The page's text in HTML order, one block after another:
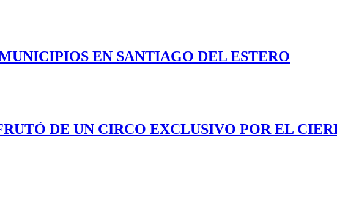
EN SANTIAGO DEL ESTERO
DE UN CIRCO EXCLUSIVO POR EL